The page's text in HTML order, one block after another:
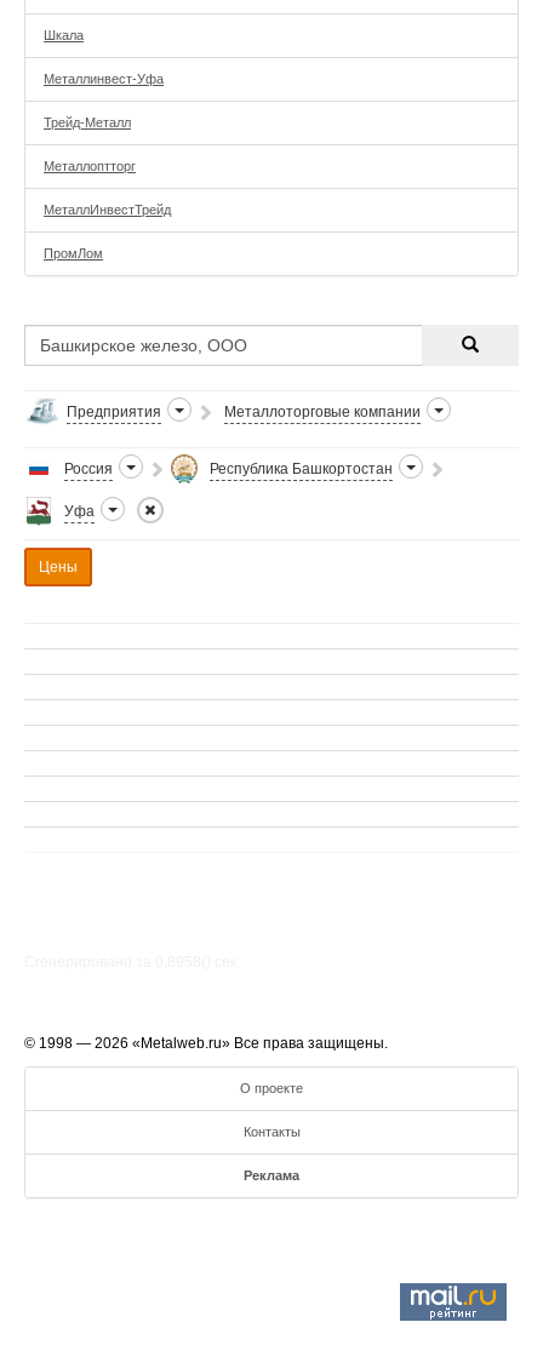
Шкала
Металлинвест-Уфа
Трейд-Металл
Металлоптторг
МеталлИнвестТрейд
ПромЛом
Предприятия Металлоторговые компании
Россия Республика Башкортостан
Уфа
Цены
© 1998 — 2026 «Metalweb.ru» Все права защищены.
О проекте
Контакты
Реклама